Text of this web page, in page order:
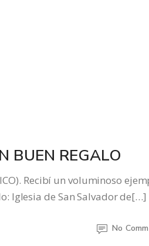
BUEN REGALO
Recibí un voluminoso
Iglesia de San Salvador de[…]
No